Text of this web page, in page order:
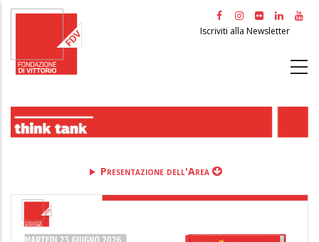
Salta
principale
Iscriviti alla Newsletter
Presentazione dell'Area